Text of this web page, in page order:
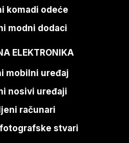
komadi odeće
modni dodaci
ELEKTRONIKA
mobilni uređaj
nosivi uređaji
računari
stvari